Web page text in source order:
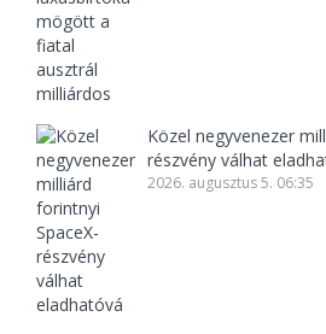
Közel negyvenezer
részvény válhat
2026. augusztus 5. 06:35